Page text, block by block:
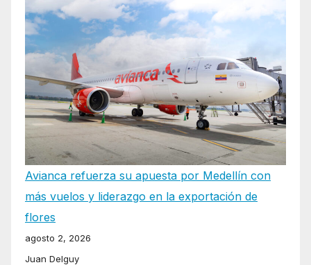
Avianca refuerza su apuesta por Medellín con
más vuelos y liderazgo en la exportación de
flores
agosto 2, 2026
Juan Delguy